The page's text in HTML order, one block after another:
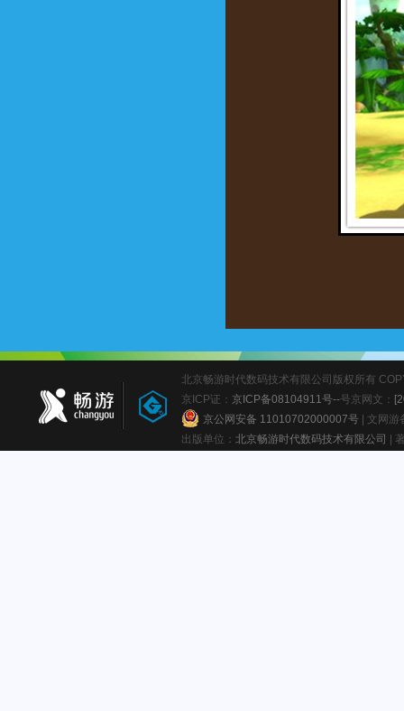
北京畅游时代数码技术有限公司版权所有
京ICP证： 京ICP备08104911号--号京网文：
京公网安备 11010702000007号 | 文网游
出版单位： 北京畅游时代数码技术有限公司 |